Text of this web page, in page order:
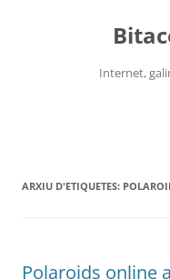
Internet,
ARXIU D'ETIQUETES:
Polaroids online